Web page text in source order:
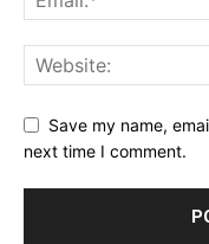
Save my name,
next time I comment.